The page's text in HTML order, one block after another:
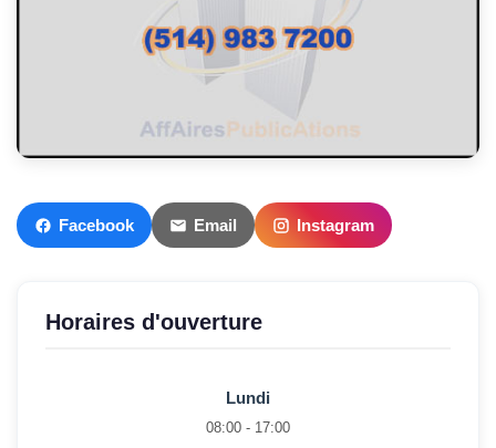
Facebook Email Instagram
Horaires d'ouverture
Lundi
08:00 - 17:00